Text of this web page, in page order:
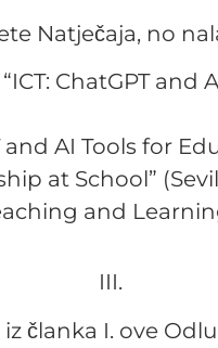
Natječaja, no
ChatGPT and
and AI Tools for
at School”
and
III.
članka I. ove